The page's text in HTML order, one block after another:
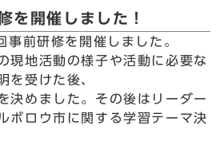
を開催しました！
前研修を開催しました。
現地活動の様子や活動に必要な
を受けた後、
決めました。その後はリーダー
ボロウ市に関する学習テーマ決